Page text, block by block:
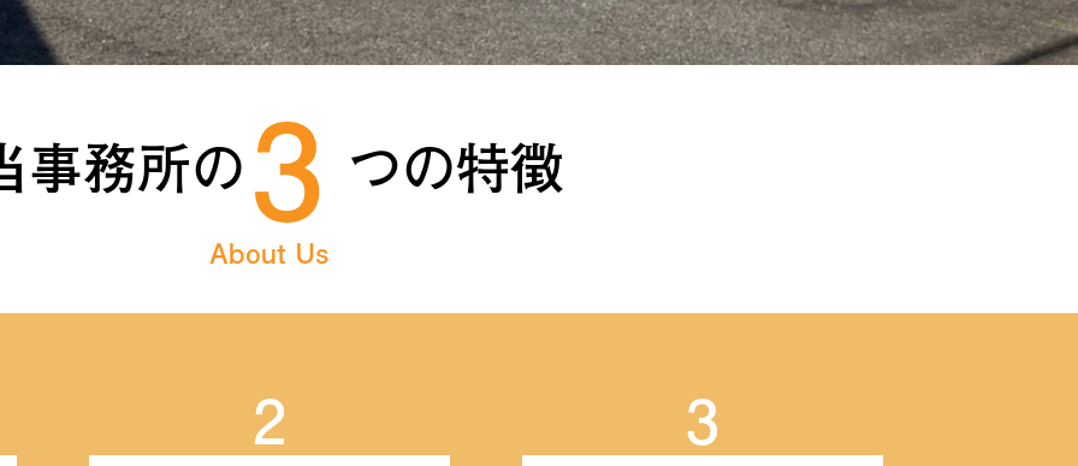
事務所の3 つの特徴
About Us
2 3